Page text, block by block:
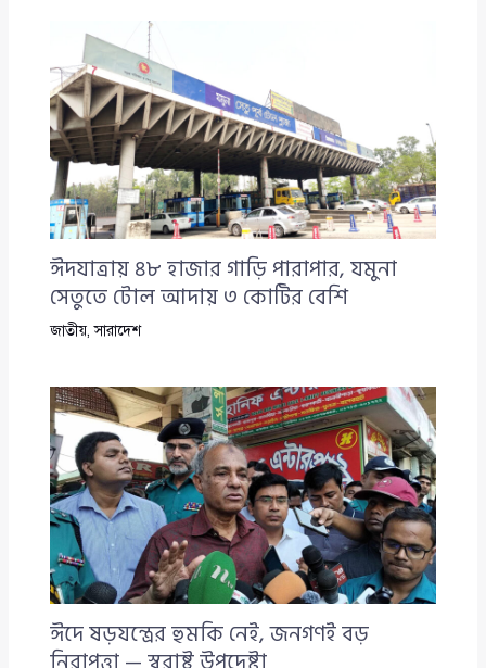
ঈদযাত্রায় ৪৮ হাজার গাড়ি পারাপার, যমুনা
সেতুতে টোল আদায় ৩ কোটির বেশি
জাতীয়,সারাদেশ
ঈদে ষড়যন্ত্রের হুমকি নেই, জনগণই বড়